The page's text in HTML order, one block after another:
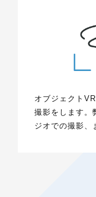
オブジェクト
撮影をします。
ジオでの撮影、